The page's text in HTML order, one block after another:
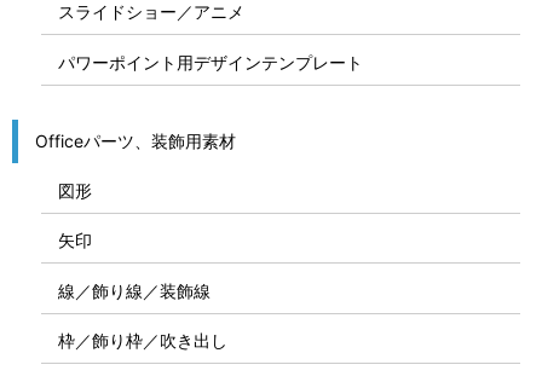
スライドショー／アニメ
パワーポイント用デザインテンプレート
Officeパーツ、装飾用素材
図形
矢印
線／飾り線／装飾線
枠／飾り枠／吹き出し